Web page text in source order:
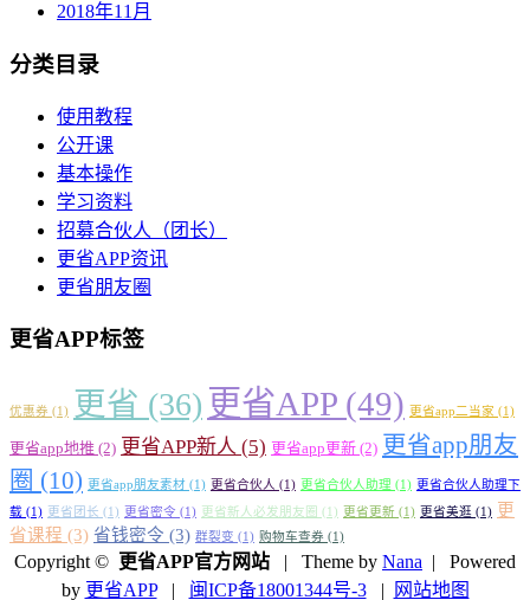
2018年11月
分类目录
使用教程
公开课
基本操作
学习资料
招募合伙人（团长）
更省APP资讯
更省朋友圈
更省APP标签
优惠券 (1) 更省 (36) 更省APP (49) 更省app二当家 (1)
更省app地推 (2) 更省APP新人 (5) 更省app更新 (2) 更省app朋友
圈 (10) 更省app朋友素材 (1) 更省合伙人 (1) 更省合伙人助理 (1) 更省合伙人助理下
载 (1) 更省团长 (1) 更省密令 (1) 更省新人必发朋友圈 (1) 更省更新 (1) 更省美逛 (1) 更
省课程 (3) 省钱密令 (3) 群裂变 (1) 购物车查券 (1)
Copyright © 更省APP官方网站 | Theme by Nana | Powered
by 更省APP| 闽ICP备18001344号-3| 网站地图